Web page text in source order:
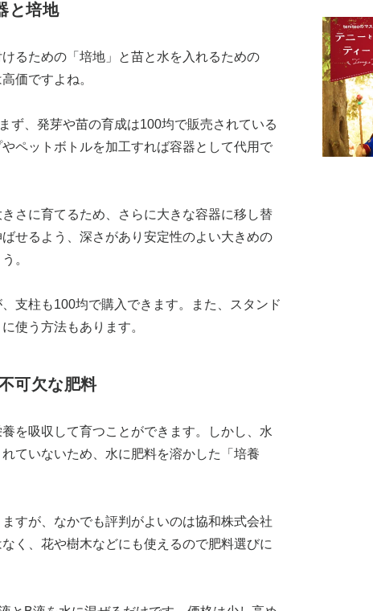
と培地
るための「培地」と苗と水を入れるための
価ですよね。
ず、発芽や苗の育成は100均で販売されている
ペットボトルを加工すれば容器として代用で
さに育てるため、さらに大きな容器に移し替
せるよう、深さがあり安定性のよい大きめの
。
支柱も100均で購入できます。また、スタンド
使う方法もあります。
可欠な肥料
を吸収して育つことができます。しかし、水
ていないため、水に肥料を溶かした「培養
すが、なかでも評判がよいのは協和株式会社
く、花や樹木などにも使えるので肥料選びに